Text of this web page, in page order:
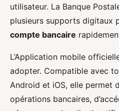
utilisateur. La Banque
plusieurs supports digitaux
compte bancaire
L’Application mobile
adopter. Compatible avec
Android et iOS, elle permet
opérations bancaires,